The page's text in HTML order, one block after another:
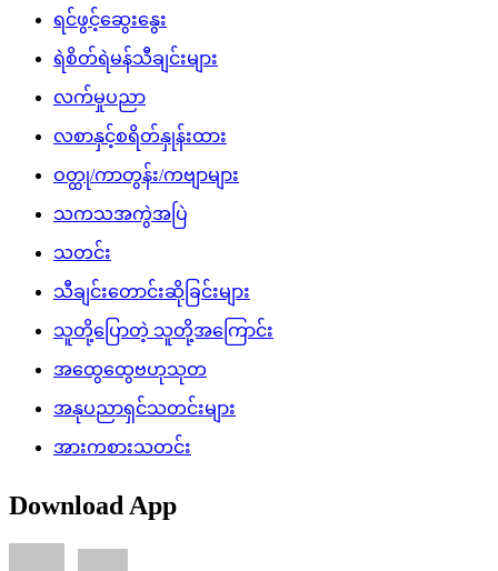
ရင်ဖွင့်ဆွေးနွေး
ရဲစိတ်ရဲမန်သီချင်းများ
လက်မှုပညာ
လစာနှင့်စရိတ်နှုန်းထား
ဝတ္ထု/ကာတွန်း/ကဗျာများ
သကသအကွဲအပြဲ
သတင်း
သီချင်းတောင်းဆိုခြင်းများ
သူတို့ပြောတဲ့ သူတို့အကြောင်း
အထွေထွေဗဟုသုတ
အနုပညာရှင်သတင်းများ
အားကစားသတင်း
Download App